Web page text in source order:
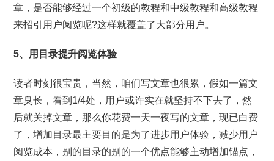
章，是否能够经过一个初级的教程和中级教程和高级教程
来招引用户阅览呢?这样就覆盖了大部分用户。
5、用目录提升阅览体验
读者时刻很宝贵，当然，咱们写文章也很累，假如一篇文
章臭长，看到1/4处，用户或许实在就坚持不下去了，然
后就关掉文章，那么你花费一天一夜写的文章，现已白费
了，增加目录最主要目的是为了进步用户体验，减少用户
阅览成本，别的目录的别的一个优点能够主动增加锚点，